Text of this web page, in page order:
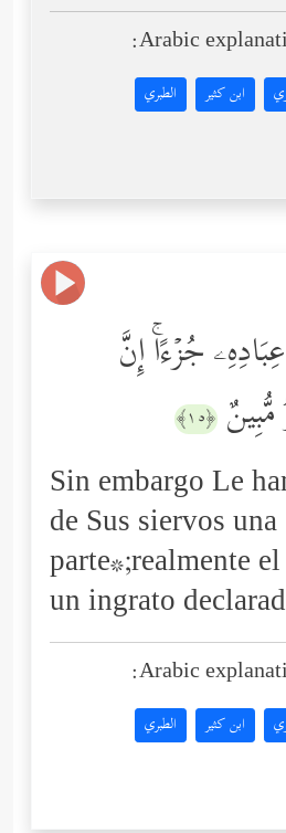
Arabic
ابن كثير الطبري
جُزۡءًاۚ إِنَّ
﴿١٥﴾
Sin embargo Le
de Sus siervos una
parte*;realmente
un ingrato
Arabic
ابن كثير الطبري